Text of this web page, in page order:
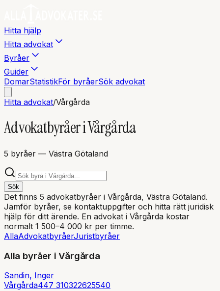
Hitta hjälp
Hitta advokat
Byråer
Guider
DomarStatistikFör byråerSök advokat
Hitta advokat/Vårgårda
Advokatbyråer iVårgårda
5 byråer — Västra Götaland
Sök
Det finns 5 advokatbyråer i Vårgårda, Västra Götaland.
Jämför byråer, se kontaktuppgifter och hitta rätt juridisk
hjälp för ditt ärende. En advokat i Vårgårda kostar
normalt 1 500–4 000 kr per timme.
AllaAdvokatbyråerJuristbyråer
Alla byråer iVårgårda
Sandin, Inger
Vårgårda447 310322625540